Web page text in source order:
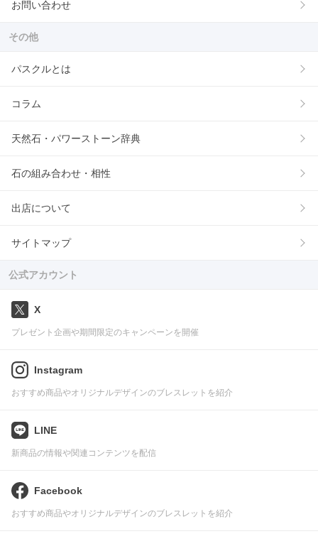
お問い合わせ
その他
パスクルとは
コラム
天然石・パワーストーン辞典
石の組み合わせ・相性
出店について
サイトマップ
公式アカウント
X
プレゼント企画や期間限定のキャンペーンを開催
Instagram
おすすめ商品やオリジナルデザインのブレスレットを紹介
LINE
新商品の情報や関連コンテンツを配信
Facebook
おすすめ商品やオリジナルデザインのブレスレットを紹介